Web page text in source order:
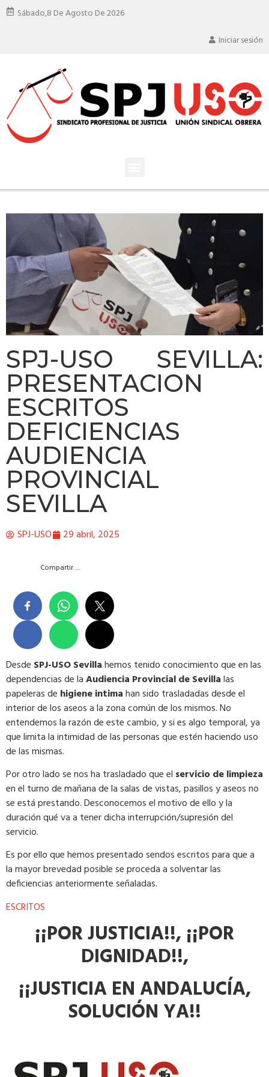
Sábado,8 De Agosto De 2026
Iniciar sesión
SPJ-USO SEVILLA:
PRESENTACION
ESCRITOS
DEFICIENCIAS
AUDIENCIA
PROVINCIAL
SEVILLA
SPJ-USO 29 abril, 2025
Compartir….
Desde SPJ-USO Sevillahemos tenido conocimiento que en las
dependencias de laAudiencia Provincial de Sevillalas
papeleras de higiene intimahan sido trasladadas desde el
interior de los aseos a la zona común de los mismos. No
entendemos la razón de este cambio, y si es algo temporal, ya
que limita la intimidad de las personas que estén haciendo uso
de las mismas.
Por otro lado se nos ha trasladado que el servicio de limpieza
en el turno de mañana de la salas de vistas, pasillos y aseos no
se está prestando. Desconocemos el motivo de ello y la
duración qué va a tener dicha interrupción/supresión del
servicio.
Es por ello que hemos presentado sendos escritos para que a
la mayor brevedad posible se proceda a solventar las
deficiencias anteriormente señaladas.
ESCRITOS
¡¡POR JUSTICIA!!, ¡¡POR
DIGNIDAD!!,
¡¡JUSTICIA EN ANDALUCÍA,
SOLUCIÓN YA!!